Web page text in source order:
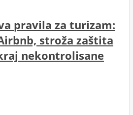
pravila za turizam:
stroža zaštita
nekontrolisane